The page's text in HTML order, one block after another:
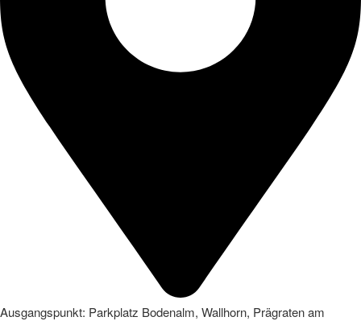
Ausgangspunkt: Parkplatz Bodenalm, Wallhorn, Prägraten am